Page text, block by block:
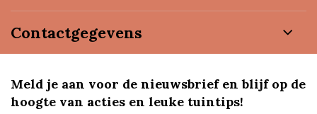
Contactgegevens
Meld je aan voor de nieuwsbrief en blijf op de
hoogte van acties en leuke tuintips!